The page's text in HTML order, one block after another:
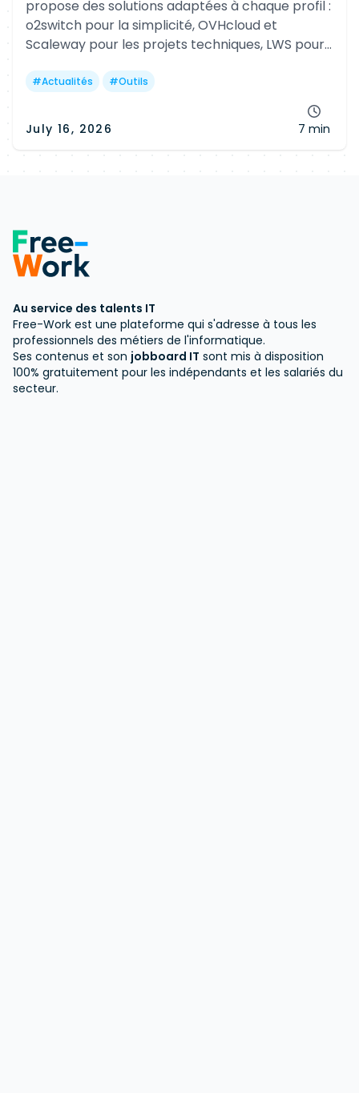
propose des solutions adaptées à chaque profil :
o2switch pour la simplicité, OVHcloud et
Scaleway pour les projets techniques, LWS pour
alwaysdata pour les développeurs.
#Actualités #Outils
July 16, 2026 7 min
Au service des talents IT
Free-Work est une plateforme qui s'adresse à tous les
professionnels des métiers de l'informatique.
Ses contenus et son jobboard IT sont mis à disposition
100% gratuitement pour les indépendants et les salariés du
secteur.